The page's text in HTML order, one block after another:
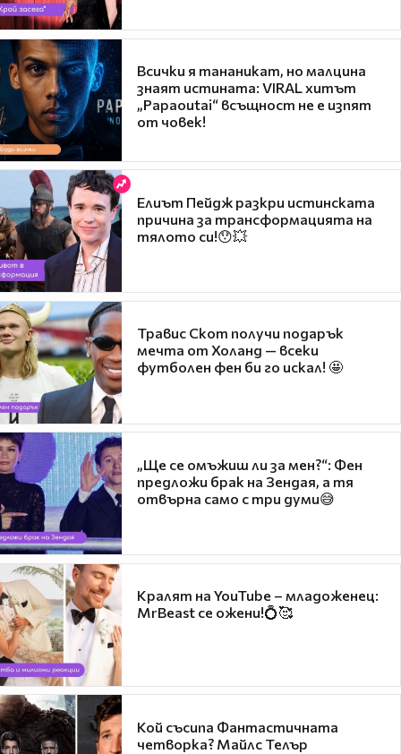
Всички я тананикат, но малцина
знаят истината: VIRAL хитът
„Papaoutai“ всъщност не е изпят
от човек!
Елиът Пейдж разкри истинската
причина за трансформацията на
тялото си!😯💥
Травис Скот получи подарък
мечта от Холанд — всеки
футболен фен би го искал! 🤩
„Ще се омъжиш ли за мен?“: Фен
предложи брак на Зендая, а тя
отвърна само с три думи😅
Кралят на YouTube – младоженец:
MrBeast се ожени!💍🥰
Кой съсипа Фантастичната
четворка? Майлс Телър